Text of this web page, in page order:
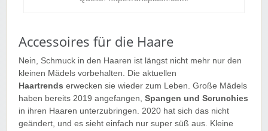
Accessoires für die Haare
Nein, Schmuck in den Haaren ist längst nicht mehr nur den
kleinen Mädels vorbehalten. Die aktuellen
Haartrends erwecken sie wieder zum Leben. Große Mädels
haben bereits 2019 angefangen, Spangen und Scrunchies
in ihren Haaren unterzubringen. 2020 hat sich das nicht
geändert, und es sieht einfach nur super süß aus. Kleine